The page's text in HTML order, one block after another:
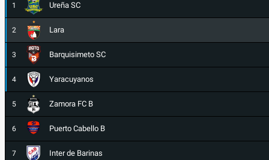
1 Ureña SC
2 Lara
3 Barquisimeto SC
4 Yaracuyanos
5 Zamora FC B
6 Puerto Cabello B
7 Inter de Barinas